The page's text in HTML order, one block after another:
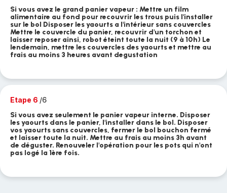
Si vous avez le grand panier vapeur : Mettre un film
alimentaire au fond pour recouvrir les trous puis l'installer
sur le bol Disposer les yaourts a l'intérieur sans couvercles
Mettre le couvercle du panier, recouvrir d'un torchon et
laisser reposer ainsi, robot éteint toute la nuit (9 à 10h) Le
lendemain, mettre les couvercles des yaourts et mettre au
frais au moins 3 heures avant degustation
Etape 6 /6
Si vous avez seulement le panier vapeur interne. Disposer
les yaourts dans le panier, l'installer dans le bol. Disposer
vos yaourts sans couvercles, fermer le bol bouchon fermé
et laisser toute la nuit. Mettre au frais au moins 3h avant
de déguster. Renouveler l'opération pour les pots qui n'ont
pas logé la 1ère fois.